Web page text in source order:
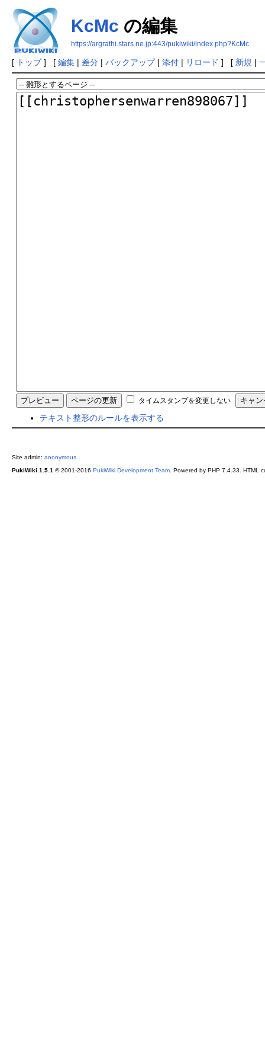
KcMc の編集
https://argrathi.stars.ne.jp:443/pukiwiki/index.php?KcMc
[ トップ] [ 編集| 差分| バックアップ| 添付| リロード ] [ 新規 |
タイムスタンプを変更しない
テキスト整形のルールを表示する
Site admin: anonymous
PukiWiki 1.5.1 © 2001-2016 PukiWiki Development Team. Powered by PHP 7.4.33. HTML